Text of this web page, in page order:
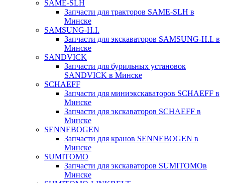
SAME-SLH
Запчасти для тракторов SAME-SLH в
Минске
SAMSUNG-H.I.
Запчасти для экскаваторов SAMSUNG-H.I. в
Минске
SANDVICK
Запчасти для бурильных установок
SANDVICK в Минске
SCHAEFF
Запчасти для миниэкскаваторов SCHAEFF в
Минске
Запчасти для экскаваторов SCHAEFF в
Минске
SENNEBOGEN
Запчасти для кранов SENNEBOGEN в
Минске
SUMITOMO
Запчасти для экскаваторов SUMITOMOв
Минске